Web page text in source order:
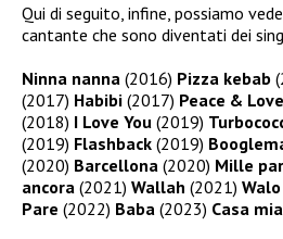
Qui di seguito, infine, possiamo
cantante che sono diventati dei
Ninna nanna (2016) Pizza kebab
(2017) Habibi (2017) Peace & Love
(2018) I Love You (2019)
(2019) Flashback (2019)
(2020) Barcellona (2020) Mille
ancora (2021) Wallah (2021) Walo
Pare (2022) Baba (2023) Casa mia